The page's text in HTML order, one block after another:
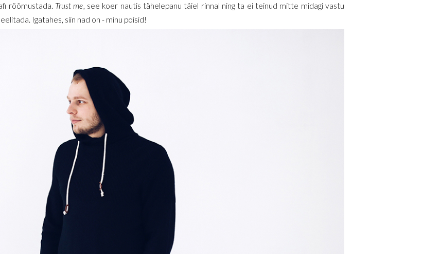
rõõmustada. Trust me, see koer nautis tähelepanu täiel rinnal ning ta ei teinud mitte midagi vastu
Igatahes, siin nad on - minu poisid!